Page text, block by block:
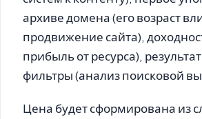
архиве домена (его возраст
продвижение сайта),
прибыль от ресурса),
фильтры (анализ поисковой
Цена будет сформирована из